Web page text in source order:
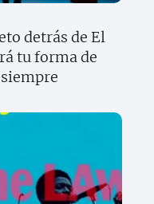
detrás de El
tu forma de